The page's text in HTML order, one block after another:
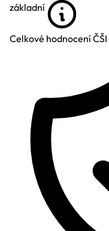
základní
Celkové hodnocení ČŠI